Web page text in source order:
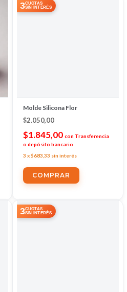
3CUOTAS
SIN INTERÉS
Molde Silicona Flor
$2.050,00
$1.845,00 con Transferencia
o depósito bancario
3 x$683,33 sin interés
3CUOTAS
SIN INTERÉS